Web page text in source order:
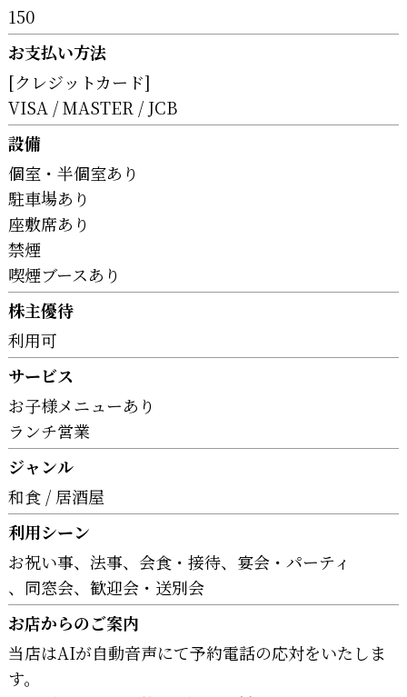
150
お支払い方法
[クレジットカード]
VISA
MASTER
JCB
設備
個室・半個室あり
駐車場あり
座敷席あり
禁煙
喫煙ブースあり
株主優待
利用可
サービス
お子様メニューあり
ランチ営業
ジャンル
和食
居酒屋
利用シーン
お祝い事
法事 会食・接待
宴会・パーティ
同窓会
歓迎会・送別会
お店からのご案内
当店はAIが自動音声にて予約電話の応対をいたしま
す。